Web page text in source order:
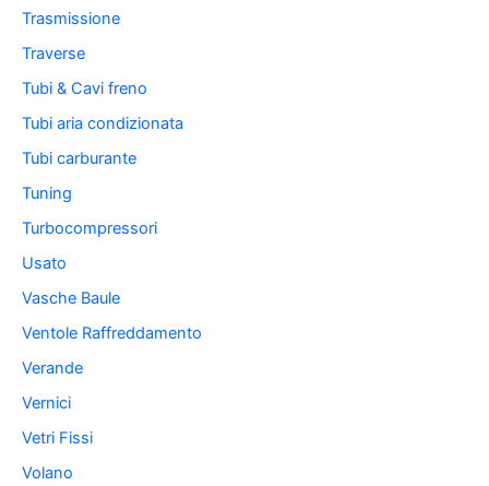
Trasmissione
Traverse
Tubi & Cavi freno
Tubi aria condizionata
Tubi carburante
Tuning
Turbocompressori
Usato
Vasche Baule
Ventole Raffreddamento
Verande
Vernici
Vetri Fissi
Volano